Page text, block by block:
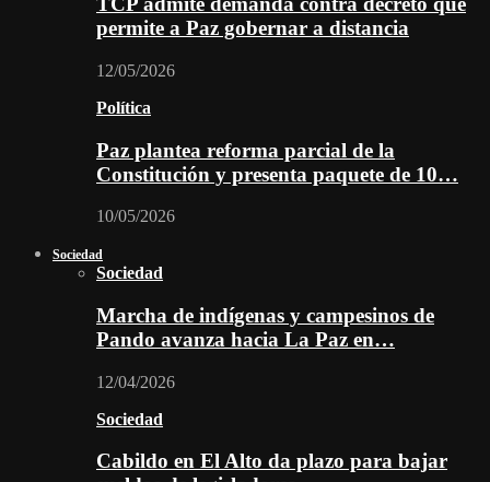
permite a Paz gobernar a distancia
12/05/2026
Política
Paz plantea reforma parcial de la
Constitución y presenta paquete de 10…
10/05/2026
Sociedad
Sociedad
Marcha de indígenas y campesinos de
Pando avanza hacia La Paz en…
12/04/2026
Sociedad
Cabildo en El Alto da plazo para bajar